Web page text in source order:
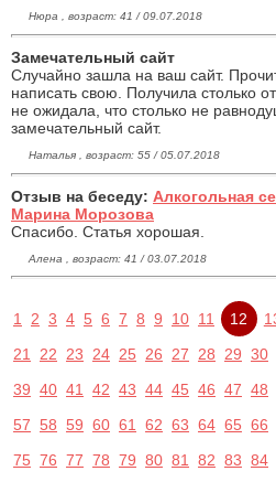
Нюра , возраст: 41 / 09.07.2018
Замечательный сайт
Случайно зашла на ваш сайт.
написать свою. Получила столько
не ожидала, что столько не
замечательный сайт.
Наталья , возраст: 55 / 05.07.2018
Отзыв на беседу: Алкогольная
Марина Морозова
Спасибо. Статья хорошая.
Алена , возраст: 41 / 03.07.2018
1 2 3 4 5 6 7 8 9 10 11 12
21 22 23 24 25 26 27 28 29 30
39 40 41 42 43 44 45 46 47 48
57
58 59 60 61 62 63 64 65 66
75 76 77 78 79 80 81 82 83 84